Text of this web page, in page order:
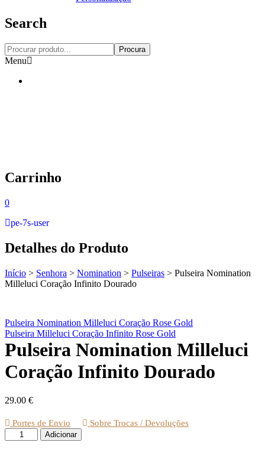
Search
Procura
Menu
Carrinho
0
pe-7s-user
Detalhes do Produto
Início > Senhora > Nomination > Pulseiras > Pulseira Nomination
Milleluci Coração Infinito Dourado
Pulseira Nomination Milleluci Coração Rose Gold
Pulseira Milleluci Coração Infinito Rose Gold
Pulseira Nomination Milleluci
Coração Infinito Dourado
29.00 €
Portes de Envio Sobre Trocas / Devoluções
Quantidade
de
Adicionar